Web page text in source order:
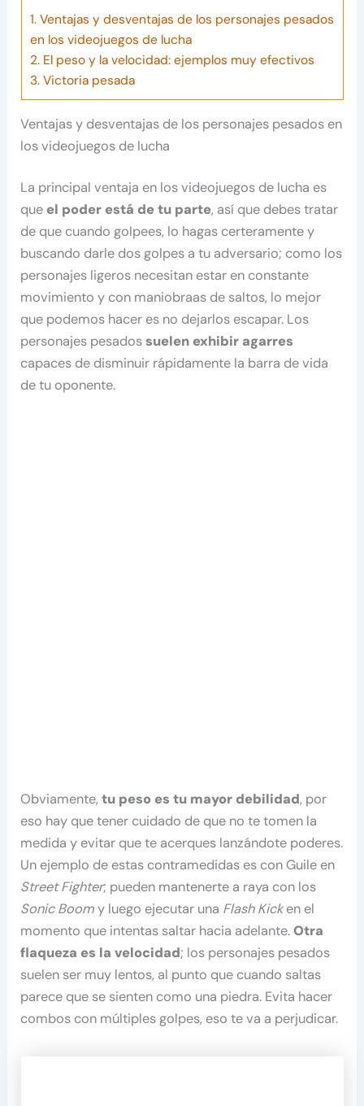
1.Ventajas y desventajas de los personajes pesados
en los videojuegos de lucha
2.El peso y la velocidad: ejemplos muy efectivos
3.Victoria pesada
Ventajas y desventajas de los personajes pesados en
los videojuegos de lucha
La principal ventaja en los videojuegos de lucha es
que el poder está de tu parte, así que debes tratar
de que cuando golpees, lo hagas certeramente y
buscando darle dos golpes a tu adversario; como los
personajes ligeros necesitan estar en constante
movimiento y con maniobraas de saltos, lo mejor
que podemos hacer es no dejarlos escapar. Los
personajes pesadossuelen exhibir agarres
capaces de disminuir rápidamente la barra de vida
de tu oponente.
Obviamente,tu peso es tu mayor debilidad, por
eso hay que tener cuidado de que no te tomen la
medida y evitar que te acerques lanzándote poderes.
Un ejemplo de estas contramedidas es con Guile en
Street Fighter; pueden mantenerte a raya con los
Sonic Boomy luego ejecutar una Flash Kicken el
momento que intentas saltar hacia adelante.Otra
flaqueza es la velocidad; los personajes pesados
suelen ser muy lentos, al punto que cuando saltas
parece que se sienten como una piedra. Evita hacer
combos con múltiples golpes, eso te va a perjudicar.